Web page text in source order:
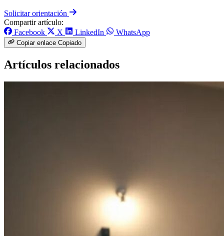
Solicitar orientación
Compartir artículo:
Facebook
X LinkedIn WhatsApp
Copiar enlace Copiado
Artículos relacionados